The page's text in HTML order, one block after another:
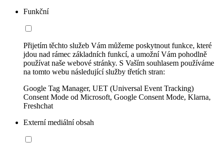
Funkční
Přijetím těchto služeb Vám můžeme poskytnout funkce, které
jdou nad rámec základních funkcí, a umožní Vám pohodlně
používat naše webové stránky. S Vaším souhlasem používáme
na tomto webu následující služby třetích stran:
Google Tag Manager, UET (Universal Event Tracking)
Consent Mode od Microsoft, Google Consent Mode, Klarna,
Freshchat
Externí mediální obsah